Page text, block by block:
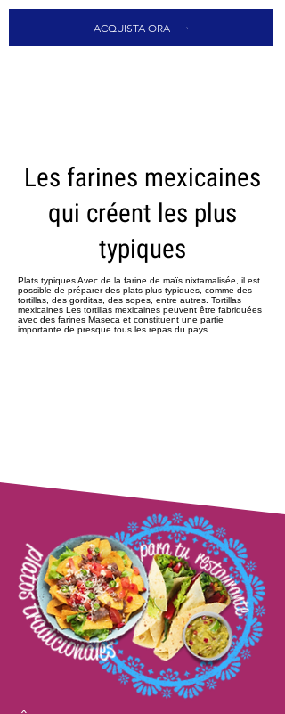
ACQUISTA ORA
Les farines mexicaines
qui créent les plus
typiques
Plats typiques Avec de la farine de maïs nixtamalisée, il est
possible de préparer des plats plus typiques, comme des
tortillas, des gorditas, des sopes, entre autres. Tortillas
mexicaines Les tortillas mexicaines peuvent être fabriquées
avec des farines Maseca et constituent une partie
importante de presque tous les repas du pays.